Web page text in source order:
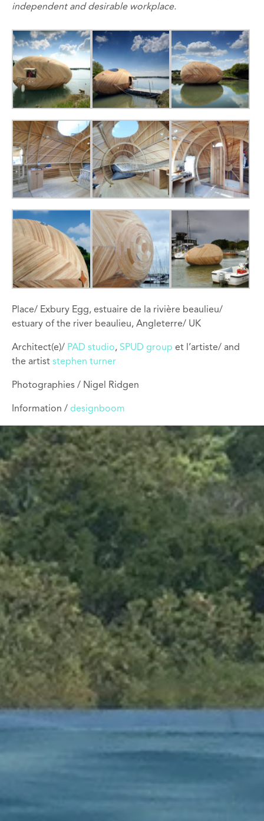
independent and desirable workplace.
Place/ Exbury Egg, estuaire de la rivière beaulieu/
estuary of the river beaulieu, Angleterre/ UK
Architect(e)/ PAD studio, SPUD group et l’artiste/ and
the artist stephen turner
Photographies / Nigel Ridgen
Information / designboom